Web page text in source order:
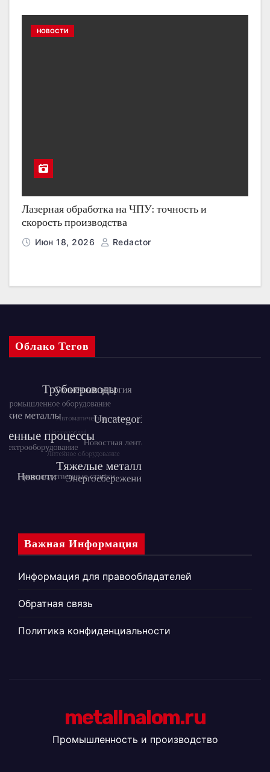
НОВОСТИ
Лазерная обработка на ЧПУ: точность и
скорость производства
Июн 18, 2026 Redactor
Облако Тегов
Важная Информация
Информация для правообладателей
Обратная связь
Политика конфиденциальности
metallnalom.ru
Промышленность и производство